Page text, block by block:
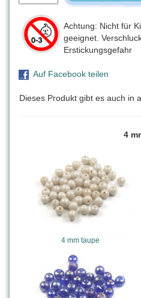
Achtung: Nicht für
geeignet.
Erstickungsgefahr
Auf Facebook teilen
Dieses Produkt gibt es auch in
4
4 mm taupe